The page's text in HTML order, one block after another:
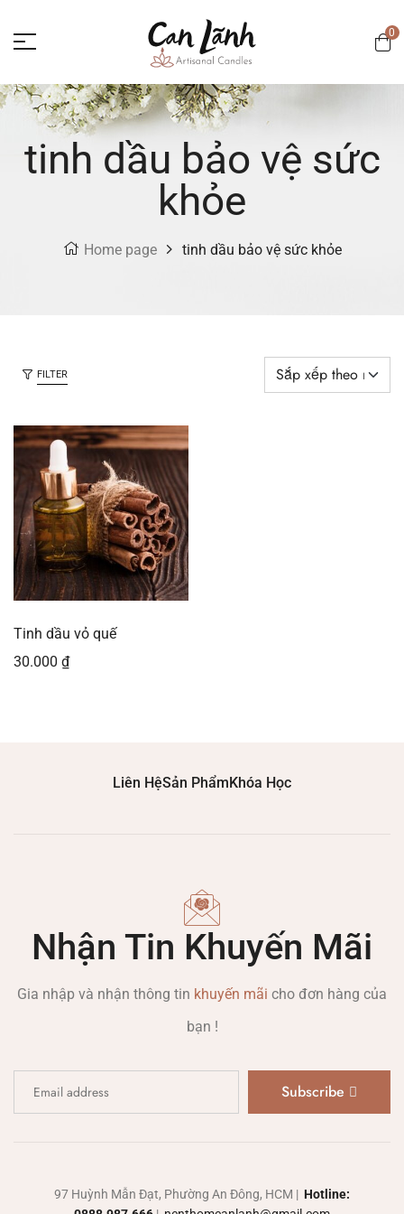
0
tinh dầu bảo vệ sức
khỏe
Home page tinh dầu bảo vệ sức khỏe
FILTER
Tinh dầu vỏ quế
30.000 ₫
Liên HệSản PhẩmKhóa Học
Nhận Tin Khuyến Mãi
Gia nhập và nhận thông tin khuyến mãi cho đơn hàng của
bạn !
Subscribe
97 Huỳnh Mẫn Đạt, Phường An Đông, HCM | Hotline: